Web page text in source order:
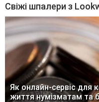
Свіжі шпалери з
Як онлайн-сервіс для
життя нумізматам та